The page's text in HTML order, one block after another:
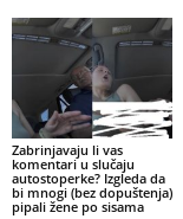
Zabrinjavaju li vas
komentari u slučaju
autostoperke? Izgleda da
bi mnogi (bez dopuštenja)
pipali žene po sisama